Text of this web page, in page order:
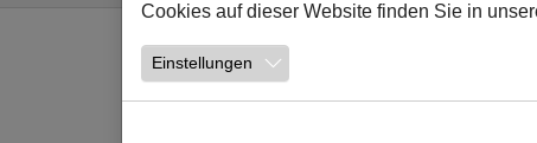
Zum Hauptinhalt springen
NEWS
Cookies auf dieser Website finden Sie in
Einstellungen